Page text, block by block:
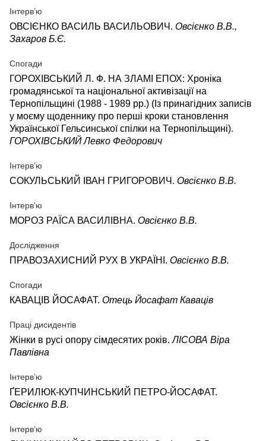
Інтерв’ю
ОВСІЄНКО ВАСИЛЬ ВАСИЛЬОВИЧ. Овсієнко В.В.,
Захаров Б.Є.
Спогади
ГОРОХІВСЬКИЙ Л. Ф. НА ЗЛАМІ ЕПОХ: Хроніка
громадянської та національної активізації на
Тернопільщині (1988 - 1989 рр.) (Із принагідних записів
у моєму щоденнику про перші кроки становлення
Української Гельсинської спілки на Тернопільщині).
ГОРОХІВСЬКИЙ Левко Федорович
Інтерв’ю
СОКУЛЬСЬКИЙ ІВАН ГРИГОРОВИЧ. Овсієнко В.В.
Інтерв’ю
МОРОЗ РАЇСА ВАСИЛІВНА. Овсієнко В.В.
Дослідження
ПРАВОЗАХИСНИЙ РУХ В УКРАЇНІ. Овсієнко В.В.
Спогади
КАВАЦІВ ЙОСАФАТ. Отець Йосафат Каваців
Праці дисидентів
Жінки в русі опору сімдесятих років.ЛІСОВА Віра
Павлівна
Інтерв’ю
ҐЕРИЛЮК-КУПЧИНСЬКИЙ ПЕТРО-ЙОСАФАТ.
Овсієнко В.В.
Інтерв’ю